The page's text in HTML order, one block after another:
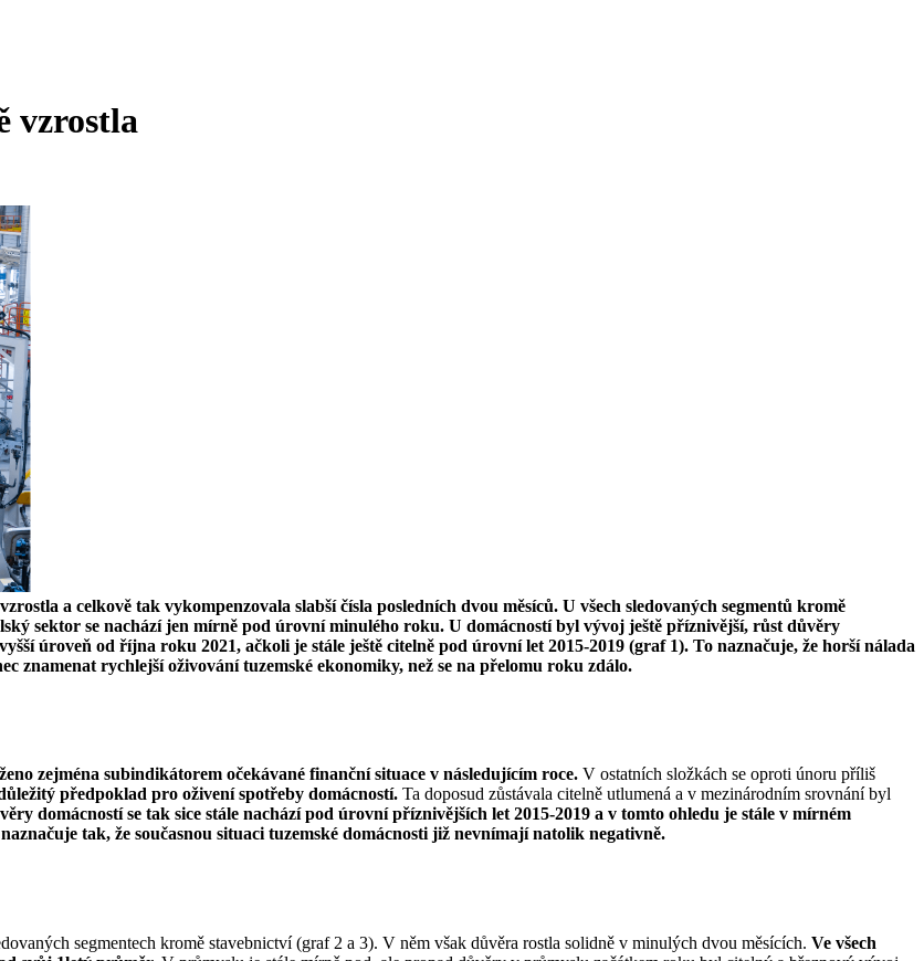
vzrostla
a celkově tak vykompenzovala slabší čísla posledních dvou měsíců. U všech sledovaných segmentů kromě
sektor se nachází jen mírně pod úrovní minulého roku. U domácností byl vývoj ještě příznivější, růst důvěry
úroveň od října roku 2021, ačkoli je stále ještě citelně pod úrovní let 2015-2019 (graf 1). To naznačuje, že horší nálada
znamenat rychlejší oživování tuzemské ekonomiky, než se na přelomu roku zdálo.
zejména subindikátorem očekávané finanční situace v následujícím roce. V ostatních složkách se oproti únoru příliš
předpoklad pro oživení spotřeby domácností. Ta doposud zůstávala citelně utlumená a v mezinárodním srovnání byl
domácností se tak sice stále nachází pod úrovní příznivějších let 2015-2019 a v tomto ohledu je stále v mírném
tak, že současnou situaci tuzemské domácnosti již nevnímají natolik negativně.
segmentech kromě stavebnictví (graf 2 a 3). V něm však důvěra rostla solidně v minulých dvou měsících. Ve všech